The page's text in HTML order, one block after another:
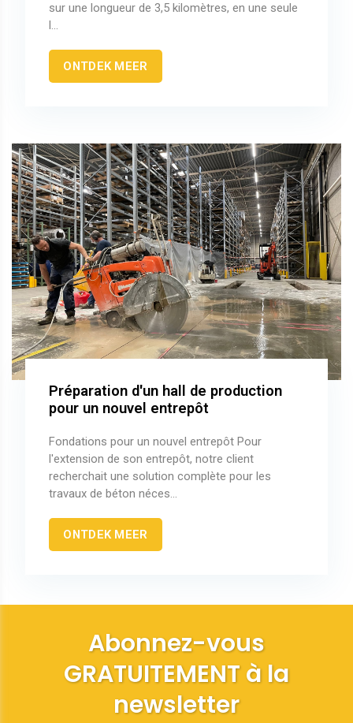
sur une longueur de 3,5 kilomètres, en une seule
l...
ONTDEK MEER
Préparation d'un hall de production
pour un nouvel entrepôt
Fondations pour un nouvel entrepôt Pour
l'extension de son entrepôt, notre client
recherchait une solution complète pour les
travaux de béton néces...
ONTDEK MEER
Abonnez-vous
GRATUITEMENT à la
newsletter